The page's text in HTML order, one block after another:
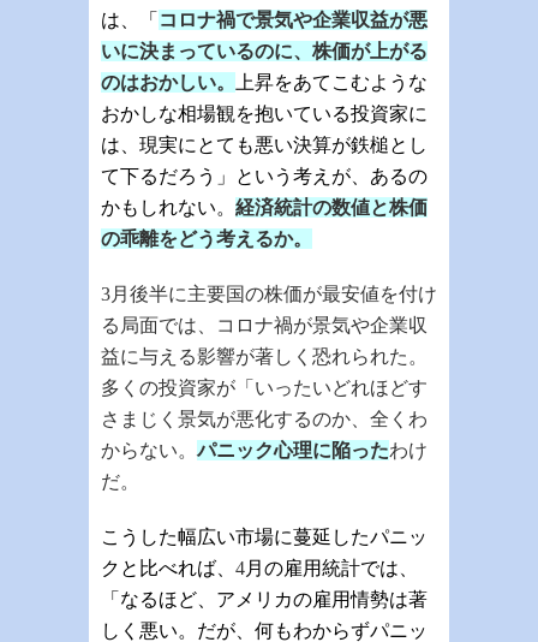
は、「 コロナ禍で景気や企業収益が悪
いに決まっているのに、株価が上がる
のはおかしい。
上昇をあてこむような
おかしな相場観を抱いている投資家に
は、現実にとても悪い決算が鉄槌とし
て下るだろう」という考えが、あるの
かもしれない。 経済統計の数値と株価
の乖離をどう考えるか。
3月後半に主要国の株価が最安値を付け
る局面では、コロナ禍が景気や企業収
益に与える影響が著しく恐れられた。
多くの投資家が「いったいどれほどす
さまじく景気が悪化するのか、全くわ
からない。パニック心理に陥ったわけ
だ。
こうした幅広い市場に蔓延したパニッ
クと比べれば、 4月の雇用統計では、
「なるほど、アメリカの雇用情勢は著
しく悪い。だが、何もわからずパニッ